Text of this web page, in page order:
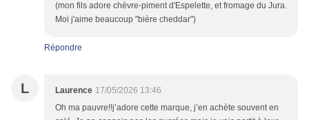
(mon fils adore chèvre-piment d'Espelette, et fromage du Jura.
Moi j'aime beaucoup "bière cheddar")
Répondre
L Laurence 17/05/2026 13:46
Oh ma pauvre!!j’adore cette marque, j’en achète souvent en